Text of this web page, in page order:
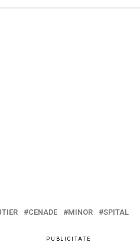
CENADE MINOR SPITAL
PUBLICITATE